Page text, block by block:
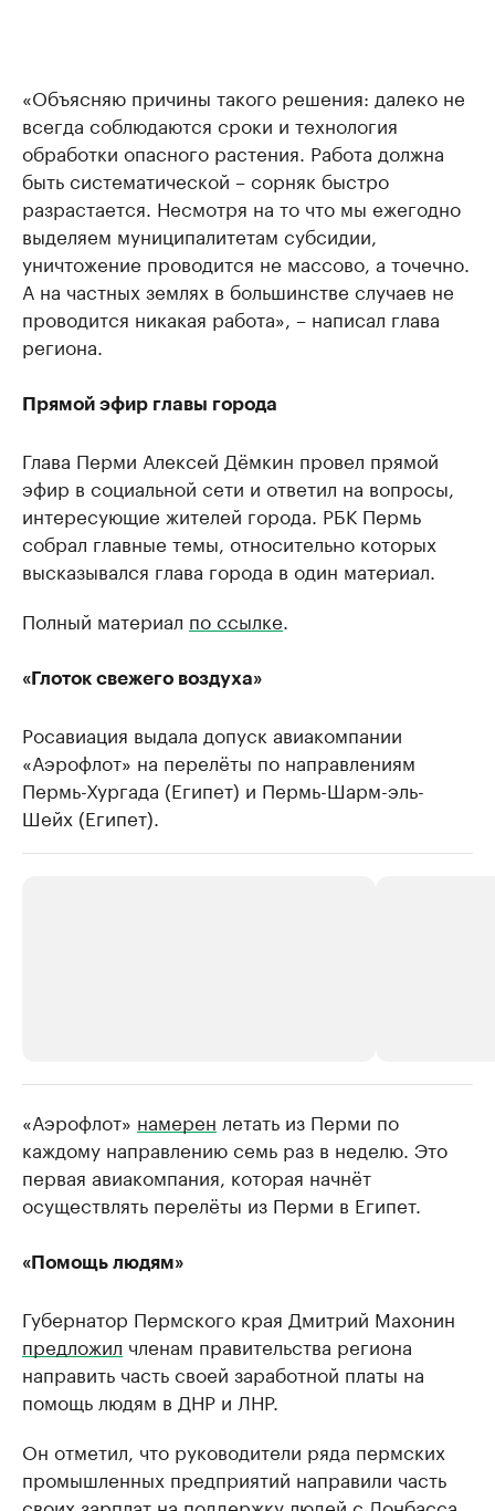
«Объясняю причины такого решения: далеко не
всегда соблюдаются сроки и технология
обработки опасного растения. Работа должна
быть систематической – сорняк быстро
разрастается. Несмотря на то что мы ежегодно
выделяем муниципалитетам субсидии,
уничтожение проводится не массово, а точечно.
А на частных землях в большинстве случаев не
проводится никакая работа», – написал глава
региона.
Прямой эфир главы города
Глава Перми Алексей Дёмкин провел прямой
эфир в социальной сети и ответил на вопросы,
интересующие жителей города. РБК Пермь
собрал главные темы, относительно которых
высказывался глава города в один материал.
Полный материал по ссылке
«Глоток свежего воздуха»
Росавиация выдала допуск авиакомпании
«Аэрофлот» на перелёты по направлениям
Пермь-Хургада (Египет) и Пермь-Шарм-эль-
Шейх (Египет).
Крупнейшие производители и
продавцы медийной продукции
Ознакомьтесь с информацией в каталоге
Страховые
Посмотрите в
«Аэрофлот» намерен летать из Перми по
каждому направлению семь раз в неделю. Это
первая авиакомпания, которая начнёт
осуществлять перелёты из Перми в Египет.
«Помощь людям»
Губернатор Пермского края Дмитрий Махонин
предложил членам правительства региона
направить часть своей заработной платы на
помощь людям в ДНР и ЛНР.
Он отметил, что руководители ряда пермских
промышленных предприятий направили часть